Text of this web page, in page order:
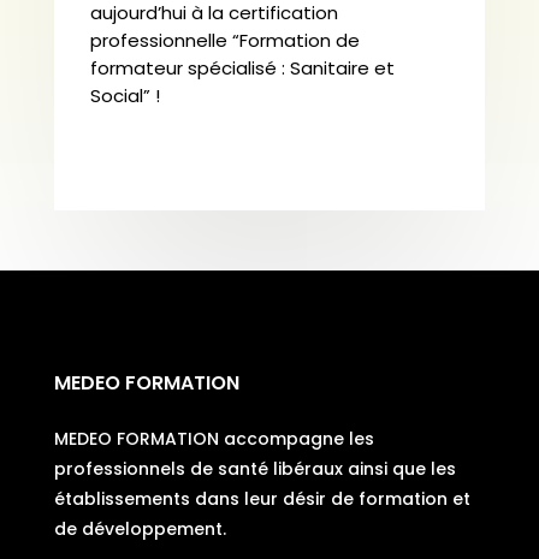
aujourd’hui à la certification
professionnelle “Formation de
formateur spécialisé : Sanitaire et
Social” !
MEDEO FORMATION
MEDEO FORMATION accompagne les
professionnels de santé libéraux ainsi que les
établissements dans leur désir de formation et
de développement.